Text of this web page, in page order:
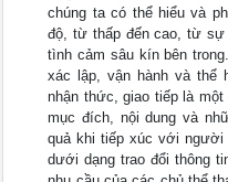
chúng ta có thể hiểu và
độ, từ thấp đến cao, từ sự
tình cảm sâu kín bên
xác lập, vận hành và thể
nhận thức, giao tiếp là
mục đích, nội dung và
quả khi tiếp xúc với
dưới dạng trao đổi thông